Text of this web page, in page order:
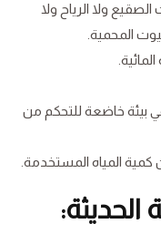
ولا الرياح ولا
المحمية.
بيئة خاضعة للتحكم من
كمية المياه المستخدمة.
الحديثة: